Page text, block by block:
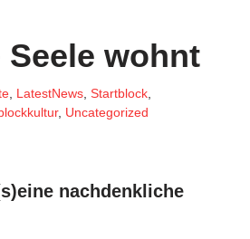
wohnt
, LatestNews, Startblock,
, Uncategorized
nachdenkliche